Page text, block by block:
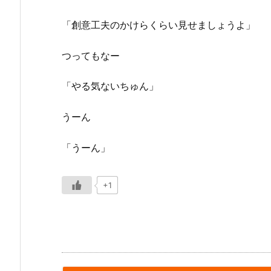
「創意工夫のかけらくらい見せましょうよ」
つってもなー
「やる気ないちゅん」
うーん
「うーん」
+1